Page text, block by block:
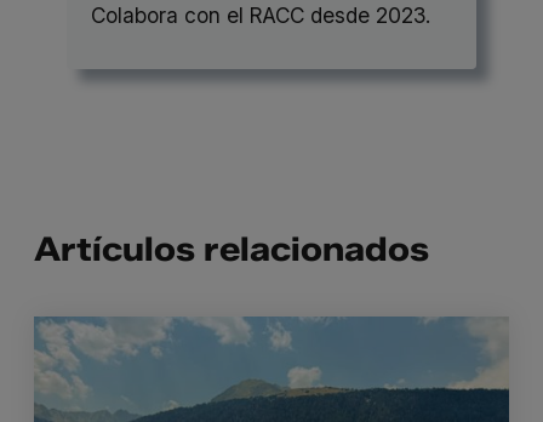
Colabora con el RACC desde 2023.
Artículos relacionados